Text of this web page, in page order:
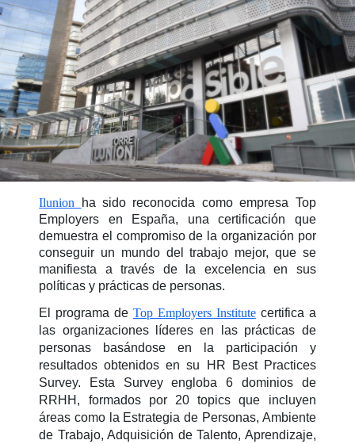
Ilunion
ha sido reconocida como empresa Top
Employers en España, una certificación que
demuestra el compromiso de la organización por
conseguir un mundo del trabajo mejor, que se
manifiesta a través de la excelencia en sus
políticas y prácticas de personas.
El programa deTop Employers Institutecertifica a
las organizaciones líderes en las prácticas de
personas basándose en la participación y
resultados obtenidos en su HR Best Practices
Survey. Esta Survey engloba 6 dominios de
RRHH, formados por 20 topics que incluyen
áreas como la Estrategia de Personas, Ambiente
de Trabajo, Adquisición de Talento, Aprendizaje,